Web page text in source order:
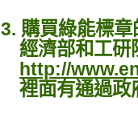
3. 購買綠能標章
經濟部和工研
http://
裡面有通過政